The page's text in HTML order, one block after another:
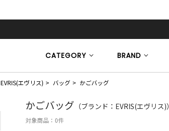
CATEGORY BRAND
EVRIS(エヴリス) バッグ かごバッグ
かごバッグ （ブランド：EVRIS(エヴリス)）
対象商品： 0件